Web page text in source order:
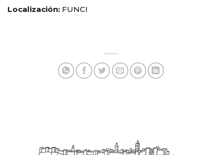
Localización: FUNCI